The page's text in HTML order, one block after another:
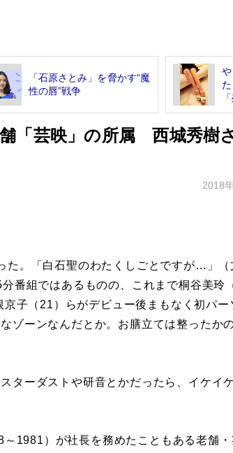
「石原さとみ」を脅かす“魔
性の唇”戦争
「芸映」の所属 西城秀樹
2018
。「白石聖のわたくしごとですが…」（
番組ではあるものの、これまで桐谷美玲
子（21）らがデビュー後まもなく初パー
ゾーンなんだとか。お膳立ては整ったか
ターダストや研音とかだったら、イケイ
1981）が社長を務めたこともある老舗